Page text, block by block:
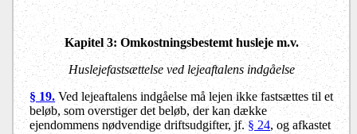
Kapitel 3: Omkostningsbestemt husleje m.v.
Huslejefastsættelse ved lejeaftalens indgåelse
§ 19. Ved lejeaftalens indgåelse må lejen ikke fastsættes til et
beløb, som overstiger det beløb, der kan dække
ejendommens nødvendige driftsudgifter, jf.§ 24, og afkastet